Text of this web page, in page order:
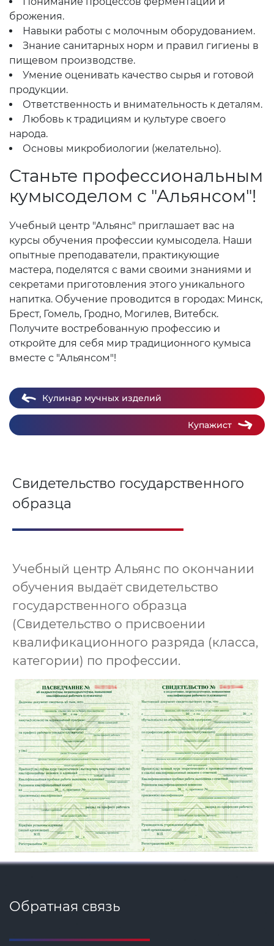
брожения.
Навыки работы с молочным оборудованием.
Знание санитарных норм и правил гигиены в
пищевом производстве.
Умение оценивать качество сырья и готовой
продукции.
Ответственность и внимательность к деталям.
Любовь к традициям и культуре своего
народа.
Основы микробиологии (желательно).
Станьте профессиональным
кумысоделом с "Альянсом"!
Учебный центр "Альянс" приглашает вас на
курсы обучения профессии кумысодела. Наши
опытные преподаватели, практикующие
мастера, поделятся с вами своими знаниями и
секретами приготовления этого уникального
напитка. Обучение проводится в городах: Минск,
Брест, Гомель, Гродно, Могилев, Витебск.
Получите востребованную профессию и
откройте для себя мир традиционного кумыса
вместе с "Альянсом"!
Кулинар мучных изделий
Купажист
Свидетельство государственного
образца
Учебный центр Альянс по окончании
обучения выдаёт свидетельство
государственного образца
(Свидетельство о присвоении
квалификационного разряда (класса,
категории) по профессии.
Обратная связь